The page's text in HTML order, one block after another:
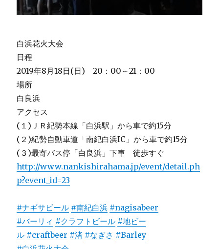
白浜花火大会
日程
2019年8月18日(日) 20：00～21：00
場所
白良浜
アクセス
(１)ＪＲ紀勢本線「白浜駅」から車で約15分
(２)紀勢自動車道「南紀白浜IC」から車で約15分
(３)最寄バス停「白良浜」下車 徒歩すぐ
http://www.nankishirahama.jp/event/detail.ph
p?event_id=23
#ナギサビール #南紀白浜 #nagisabeer
#バーリィ #クラフトビール #地ビー
ル #craftbeer #渚 #なぎさ #Barley